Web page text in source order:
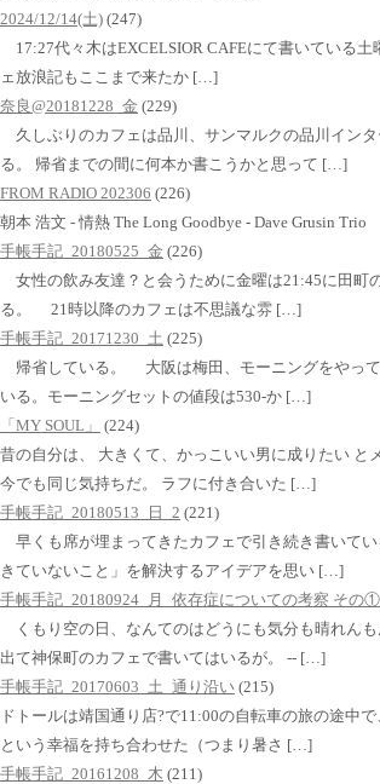
2024/12/14(土) (247)
17:27代々木はEXCELSIOR CAFEにて書いている
ェ放浪記もここまで来たか […]
奈良@20181228_金 (229)
久しぶりのカフェは品川、サンマルクの品川イン
る。 帰省までの間に何本か書こうかと思って […]
FROM RADIO 202306 (226)
朝本 浩文 - 情熱 The Long Goodbye - Dave Grusin Trio
手帳手記_20180525_金 (226)
女性の飲み友達？と会うために金曜は21:45に田町
る。 21時以降のカフェは不思議な雰 […]
手帳手記_20171230_土 (225)
帰省している。 大阪は梅田、モーニングをやっ
いる。モーニングセットの値段は530-か […]
「MY SOUL」
(224)
昔の自分は、 大きくて、かっこいい男に成りたい と
今でも同じ気持ちだ。 ラフに付き合いた […]
手帳手記_20180513_日_2 (221)
早くも席が埋まってきたカフェで引き続き書いて
きていないこと」を解決するアイデアを思い […]
手帳手記_20180924_月_依存症についての考察 その①
くもり空の日、なんてのはどうにも気分も晴れん
出て神保町のカフェで書いてはいるが。 -- […]
手帳手記_20170603_土_通り沿い (215)
ドトールは靖国通り店?で11:00の自転車の旅の途中
という幸福を持ち合わせた（つまり暑さ […]
手帳手記_20161208_木 (211)